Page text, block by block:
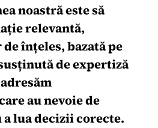
noastră este să
relevantă,
înțeles, bazată pe
de expertiză
au nevoie de
lua decizii corecte.